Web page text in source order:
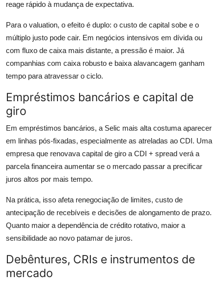
reage rápido à mudança de expectativa.
Para o valuation, o efeito é duplo: o custo de capital sobe e o
múltiplo justo pode cair. Em negócios intensivos em dívida ou
com fluxo de caixa mais distante, a pressão é maior. Já
companhias com caixa robusto e baixa alavancagem ganham
tempo para atravessar o ciclo.
Empréstimos bancários e capital de
giro
Em empréstimos bancários, a Selic mais alta costuma aparecer
em linhas pós-fixadas, especialmente as atreladas ao CDI. Uma
empresa que renovava capital de giro a CDI + spread verá a
parcela financeira aumentar se o mercado passar a precificar
juros altos por mais tempo.
Na prática, isso afeta renegociação de limites, custo de
antecipação de recebíveis e decisões de alongamento de prazo.
Quanto maior a dependência de crédito rotativo, maior a
sensibilidade ao novo patamar de juros.
Debêntures, CRIs e instrumentos de
mercado